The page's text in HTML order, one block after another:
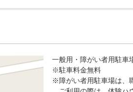
一般用・障がい者用駐車
※駐車料金無料
※障がい者用駐車場は、